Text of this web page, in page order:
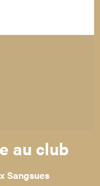
au club
Sangsues